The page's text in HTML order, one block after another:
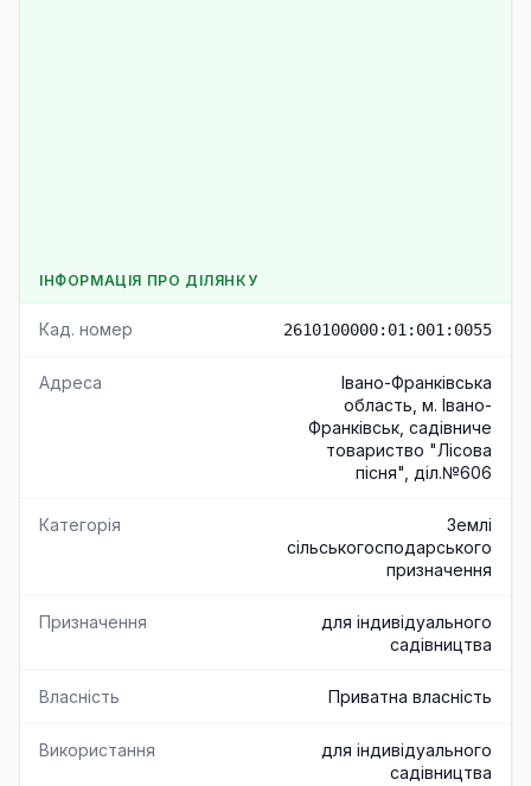
ІНФОРМАЦІЯ ПРО ДІЛЯНКУ
Кад. номер 2610100000:01:001:0055
Адреса
Івано-Франківська
область, м. Івано-
Франківськ, садівниче
товариство "Лісова
пісня", діл.№606
Категорія
Землі
сільськогосподарського
призначення
Призначення
для індивідуального
садівництва
Власність Приватна власність
Використання
для індивідуального
садівництва